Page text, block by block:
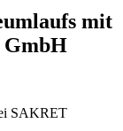
mit
GmbH